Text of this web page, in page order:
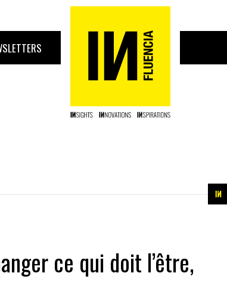
ce qui doit l’être,